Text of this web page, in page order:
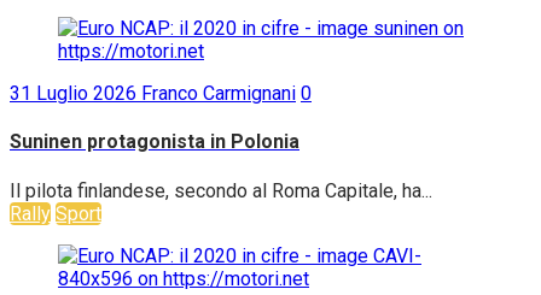
31 Luglio 2026 Franco Carmignani 0
Suninen protagonista in Polonia
Il pilota finlandese, secondo al Roma Capitale, ha...
Rally Sport